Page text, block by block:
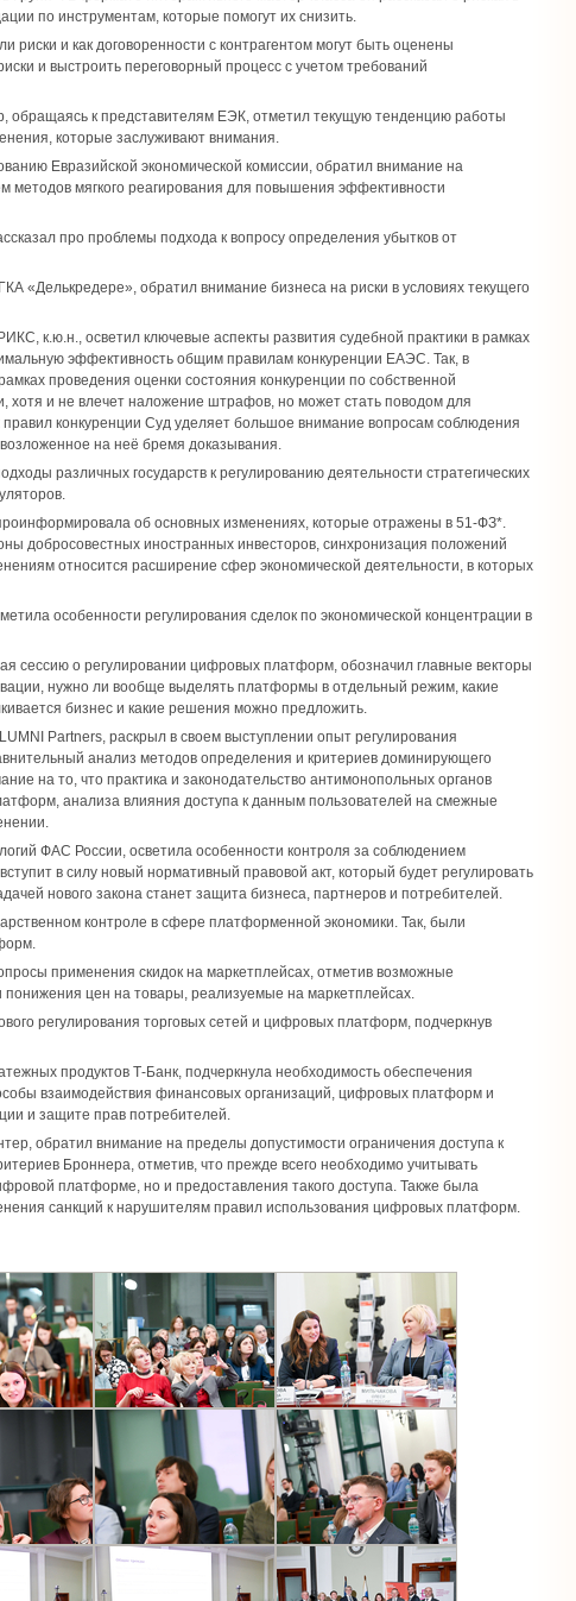
по инструментам, которые помогут их снизить.
риски и как договоренности с контрагентом могут быть оценены
и выстроить переговорный процесс с учетом требований
обращаясь к представителям ЕЭК, отметил текущую тенденцию работы
которые заслуживают внимания.
Евразийской экономической комиссии, обратил внимание на
методов мягкого реагирования для повышения эффективности
про проблемы подхода к вопросу определения убытков от
«Делькредере», обратил внимание бизнеса на риски в условиях текущего
к.ю.н., осветил ключевые аспекты развития судебной практики в рамках
эффективность общим правилам конкуренции ЕАЭС. Так, в
проведения оценки состояния конкуренции по собственной
хотя и не влечет наложение штрафов, но может стать поводом для
конкуренции Суд уделяет большое внимание вопросам соблюдения
на неё бремя доказывания.
различных государств к регулированию деятельности стратегических
об основных изменениях, которые отражены в 51-ФЗ*.
добросовестных иностранных инвесторов, синхронизация положений
относится расширение сфер экономической деятельности, в которых
особенности регулирования сделок по экономической концентрации в
сессию о регулировании цифровых платформ, обозначил главные векторы
нужно ли вообще выделять платформы в отдельный режим, какие
бизнес и какие решения можно предложить.
Partners, раскрыл в своем выступлении опыт регулирования
анализ методов определения и критериев доминирующего
на то, что практика и законодательство антимонопольных органов
анализа влияния доступа к данным пользователей на смежные
ФАС России, осветила особенности контроля за соблюдением
в силу новый нормативный правовой акт, который будет регулировать
нового закона станет защита бизнеса, партнеров и потребителей.
контроле в сфере платформенной экономики. Так, были
применения скидок на маркетплейсах, отметив возможные
цен на товары, реализуемые на маркетплейсах.
регулирования торговых сетей и цифровых платформ, подчеркнув
продуктов Т-Банк, подчеркнула необходимость обеспечения
взаимодействия финансовых организаций, цифровых платформ и
и защите прав потребителей.
обратил внимание на пределы допустимости ограничения доступа к
Броннера, отметив, что прежде всего необходимо учитывать
платформе, но и предоставления такого доступа. Также была
санкций к нарушителям правил использования цифровых платформ.